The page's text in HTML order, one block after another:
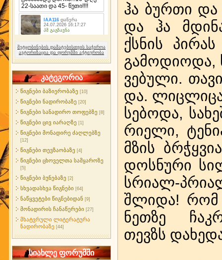
შეტყობინების დამატებისთვის საჭიროა
ავტორიზაცია და ფორუმში აქტიურობა
კატეგორია
წიგნები ბაზიერობაზე [10]
წიგნები ნადირობაზე [20]
წიგნები სანადირო თოფებზე [8]
წიგნები ცივ იარაღზე [1]
წიგნები მონადირე ძაღლებზე
[12]
წიგნები თევზაობაზე [4]
წიგნები ცხოველთა სამყაროზე
[5]
წიგნები ბუნებაზე [2]
სხვადასხვა წიგნები [64]
ნაწყვეტები წიგნებიდან [9]
მონადირის ჩანაწერები [27]
მხატვრული ლიტერატურა
ნადირობაზე [44]
სიახლე ფორუმში
ჰა ბურ­თი და
და ჰა
ქსნის
გა­მო­დი­ო­და,
ვე­ბუ­ლი.
და.
სე­ბო­და,
რი­ე­ლი,
მზის
დოს­ნუ­რი
სრი­ალ-
შლი­და! რომ
ნეთ­ზე
თევზს